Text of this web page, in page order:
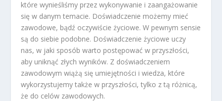
które wynieśliśmy przez wykonywanie i zaangażowanie
się w danym temacie. Doświadczenie możemy mieć
zawodowe, bądź oczywiście życiowe. W pewnym sensie
są do siebie podobne. Doświadczenie życiowe uczy
nas, w jaki sposób warto postępować w przyszłości,
aby uniknąć złych wyników. Z doświadczeniem
zawodowym wiążą się umiejętności i wiedza, które
wykorzystujemy także w przyszłości, tylko z tą różnicą,
że do celów zawodowych.